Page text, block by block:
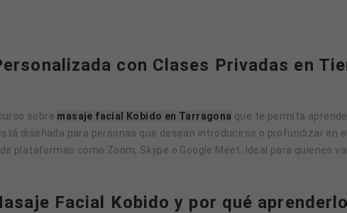
con Clases Privadas en
sobre masaje facial Kobido en Tarragona que te permita
diseñada para personas que desean introducirse o profundizar en
plataformas como Zoom, Skype o Google Meet. Ideal para quienes
Facial Kobido y por qué